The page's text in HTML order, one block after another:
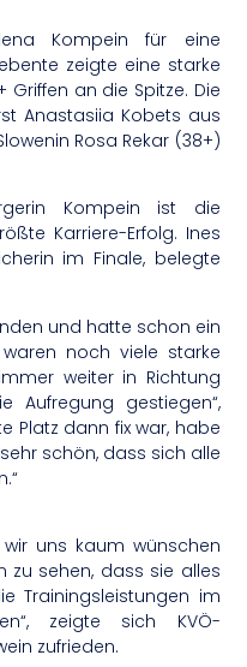
Kompein für eine
zeigte eine starke
Griffen an die Spitze. Die
Anastasiia Kobets aus
Rosa Rekar (38+)
Kompein ist die
Karriere-Erfolg. Ines
im Finale, belegte
und hatte schon ein
noch viele starke
weiter in Richtung
Aufregung gestiegen“,
Platz dann fix war, habe
schön, dass sich alle
wir uns kaum wünschen
zu sehen, dass sie alles
Trainingsleistungen im
zeigte sich KVÖ-
zufrieden.